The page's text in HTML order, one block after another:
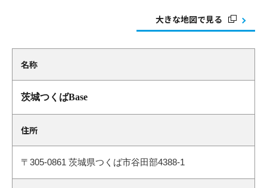
大きな地図で見る
名称
茨城つくばBase
住所
〒305-0861 茨城県つくば市谷田部4388-1